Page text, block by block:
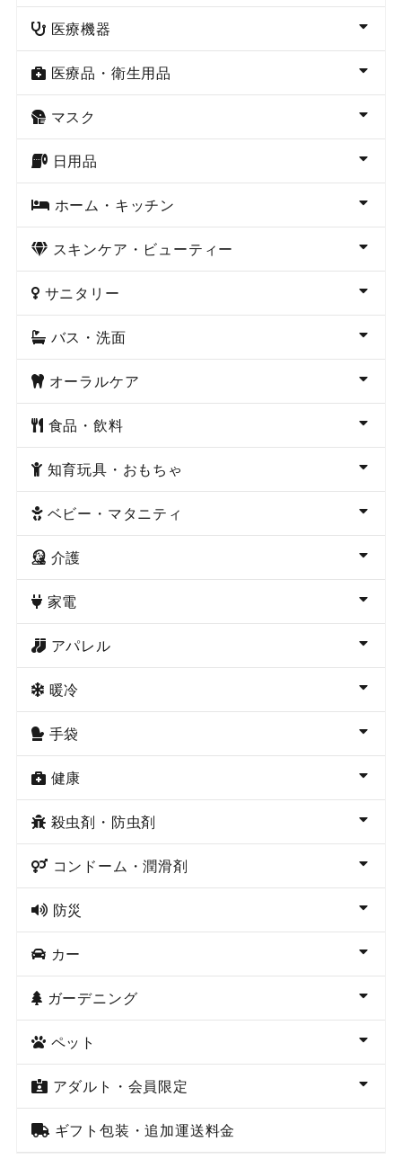
医療機器
医療品・衛生用品
マスク
日用品
ホーム・キッチン
スキンケア・ビューティー
サニタリー
バス・洗面
オーラルケア
食品・飲料
知育玩具・おもちゃ
ベビー・マタニティ
介護
家電
アパレル
暖冷
手袋
健康
殺虫剤・防虫剤
コンドーム・潤滑剤
防災
カー
ガーデニング
ペット
アダルト・会員限定
ギフト包装・追加運送料金